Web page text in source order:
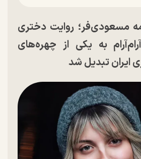
مسعودی‌فر؛ روایت دختری
به یکی از چهره‌های
ایران تبدیل شد